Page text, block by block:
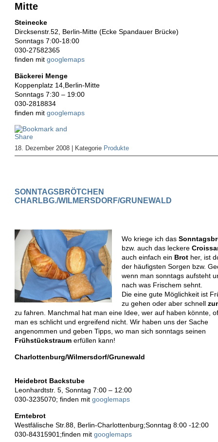
Mitte
Steinecke
Dircksenstr.52, Berlin-Mitte (Ecke Spandauer Brücke)
Sonntags 7:00-18:00
030-27582365
finden mit googlemaps
Bäckerei Menge
Koppenplatz 14,Berlin-Mitte
Sonntags 7:30 – 19:00
030-2818834
finden mit googlemaps
18. Dezember 2008 | Kategorie Produkte
SONNTAGSBRÖTCHEN
CHARLBG./WILMERSDORF/GRUNEWALD
Wo kriege ich das
bzw. auch das leckere
auch einfach ein Brot her, ist
der häufigsten Sorgen bzw.
wenn man sonntags aufsteht
nach was Frischem sehnt.
Die eine gute Möglichkeit ist
zu gehen oder aber schnell
zu fahren. Manchmal hat man eine Idee, wer auf haben könnte,
man es schlicht und ergreifend nicht. Wir haben uns der Sache
angenommen und geben Tipps, wo man sich sonntags seinen
Frühstückstraum erfüllen kann!
Charlottenburg/Wilmersdorf/Grunewald
Heidebrot Backstube
Leonhardtstr. 5, Sonntag 7:00 – 12:00
030-3235070; finden mit googlemaps
Erntebrot
Westfälische Str.88, Berlin-Charlottenburg;Sonntag 8:00 -12:00
030-84315901;finden mit googlemaps